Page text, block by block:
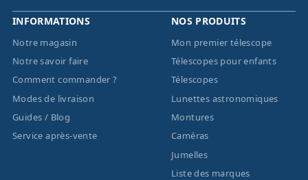
INFORMATIONS
Notre magasin
Notre savoir faire
Comment commander ?
Modes de livraison
Guides / Blog
Service après-vente
NOS PRODUITS
Mon premier télescope
Télescopes pour enfants
Télescopes
Lunettes astronomiques
Montures
Caméras
Jumelles
Liste des marques